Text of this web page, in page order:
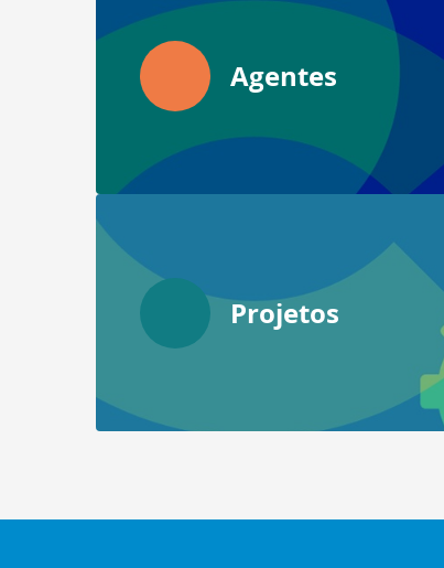
Agentes
Projetos